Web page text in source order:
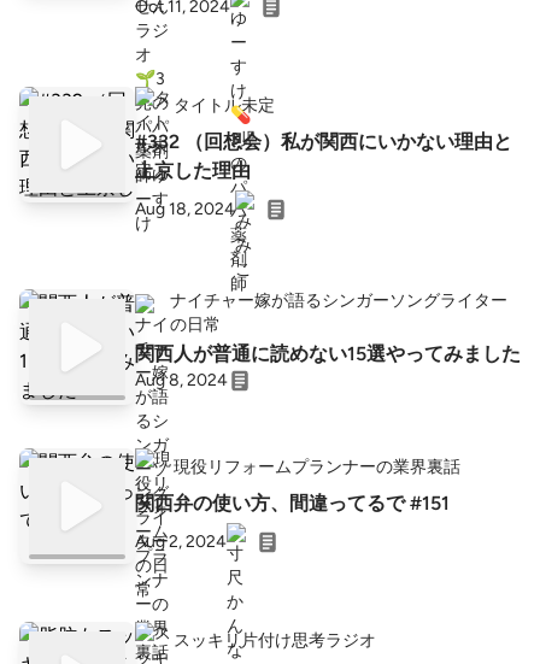
Oct 11, 2024
タイトル未定
#332 （回想会）私が関西にいかない理由と
上京した理由
Aug 18, 2024
ナイチャー嫁が語るシンガーソングライター
の日常
関西人が普通に読めない15選やってみました
Aug 8, 2024
現役リフォームプランナーの業界裏話
関西弁の使い方、間違ってるで #151
Aug 2, 2024
スッキリ片付け思考ラジオ